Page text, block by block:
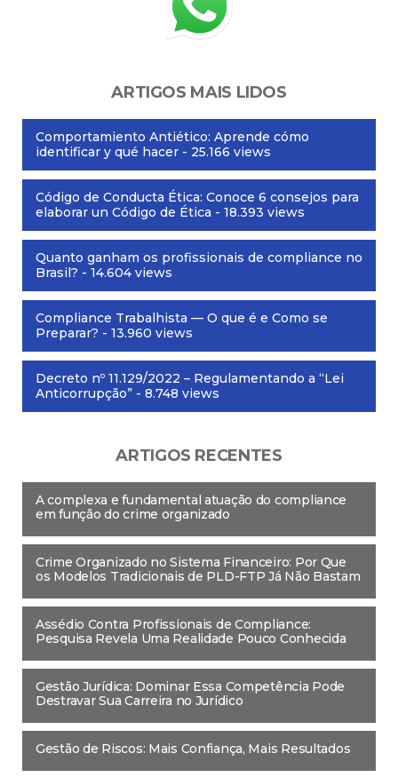
ARTIGOS MAIS LIDOS
Comportamiento Antiético: Aprende cómo
identificar y qué hacer - 25.166 views
Código de Conducta Ética: Conoce 6 consejos para
elaborar un Código de Ética - 18.393 views
Quanto ganham os profissionais de compliance no
Brasil? - 14.604 views
Compliance Trabalhista — O que é e Como se
Preparar? - 13.960 views
Decreto nº 11.129/2022 – Regulamentando a “Lei
Anticorrupção” - 8.748 views
ARTIGOS RECENTES
A complexa e fundamental atuação do compliance
em função do crime organizado
Crime Organizado no Sistema Financeiro: Por Que
os Modelos Tradicionais de PLD-FTP Já Não Bastam
Assédio Contra Profissionais de Compliance:
Pesquisa Revela Uma Realidade Pouco Conhecida
Gestão Jurídica: Dominar Essa Competência Pode
Destravar Sua Carreira no Jurídico
Gestão de Riscos: Mais Confiança, Mais Resultados